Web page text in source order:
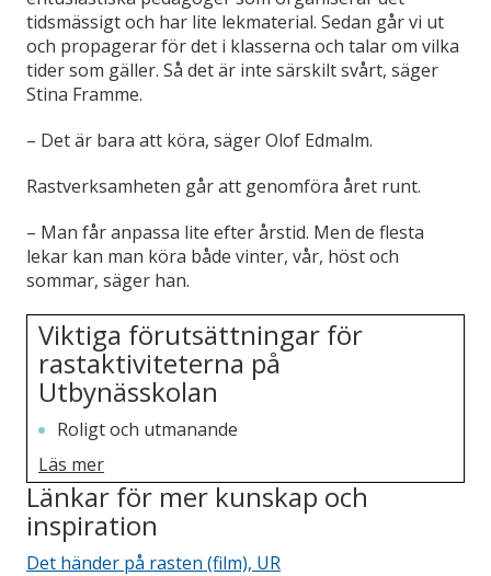
tidsmässigt och har lite lekmaterial. Sedan går vi ut
och propagerar för det i klasserna och talar om vilka
tider som gäller. Så det är inte särskilt svårt, säger
Stina Framme.
– Det är bara att köra, säger Olof Edmalm.
Rastverksamheten går att genomföra året runt.
– Man får anpassa lite efter årstid. Men de flesta
lekar kan man köra både vinter, vår, höst och
sommar, säger han.
Viktiga förutsättningar för
rastaktiviteterna på
Utbynässkolan
Roligt och utmanande
Innehåller rörelse
Bygger på samarbete
Tydliga regler
Läs mer
Länkar för mer kunskap och
inspiration
Det händer på rasten (film), UR